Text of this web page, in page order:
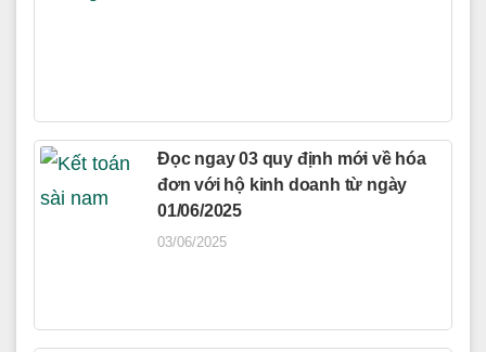
Đọc ngay 03 quy định mới về hóa
đơn với hộ kinh doanh từ ngày
01/06/2025
03/06/2025